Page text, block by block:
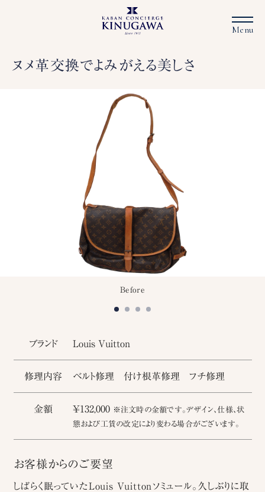
ヌメ革交換でよみがえる美しさ
Before
ブランド Louis Vuitton
修理内容 ベルト修理 付け根革修理 フチ修理
金額 ￥132,000 ※注文時の金額です。デザイン、仕様、状
態および工賃の改定により変わる場合がございます。
お客様からのご要望
しばらく眠っていたLouis Vuittonソミュール。久しぶりに取